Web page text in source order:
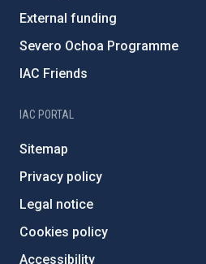
External funding
Severo Ochoa Programme
IAC Friends
IAC PORTAL
Sitemap
Privacy policy
Legal notice
Cookies policy
Accessibility